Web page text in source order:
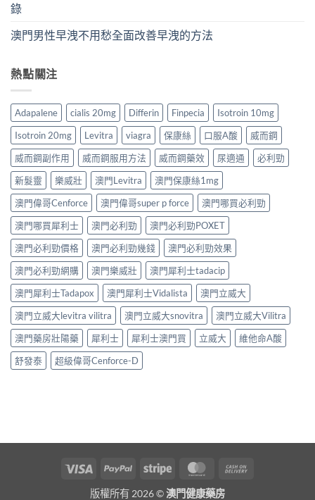
錄
澳門男性早洩不用愁全面改善早洩的方法
熱點關注
Adapalene cialis 20mg Differin Finpecia
Isotroin 10mg
Isotroin 20mg
Levitra viagra 保康絲 口服A酸
威而鋼
威而鋼副作用
威而鋼服用方法 威而鋼藥效 尿適通
必利勁
新髮靈
樂威壯 澳門Levitra
澳門保康絲1mg
澳門偉哥Cenforce
澳門偉哥super p force
澳門哪買必利勁
澳門哪買犀利士
澳門必利勁
澳門必利勁POXET
澳門必利勁價格
澳門必利勁幾錢
澳門必利勁效果
澳門必利勁網購
澳門樂威壯
澳門犀利士tadacip
澳門犀利士Tadapox
澳門犀利士Vidalista
澳門立威大
澳門立威大levitra vilitra
澳門立威大snovitra
澳門立威大Vilitra
澳門藥房壯陽藥
犀利士 犀利士澳門買 立威大
維他命A酸
舒發泰
超級偉哥Cenforce-D
Visa PayPal Stripe MasterCard
版權所有 2026 ©澳門健康藥房